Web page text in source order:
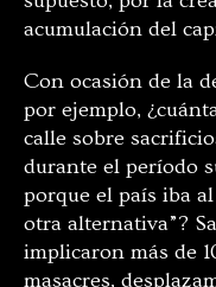
acumulación del
Con ocasión de la
por ejemplo,
calle sobre
durante el período
porque el país iba
otra alternativa”?
implicaron más de
masacres,